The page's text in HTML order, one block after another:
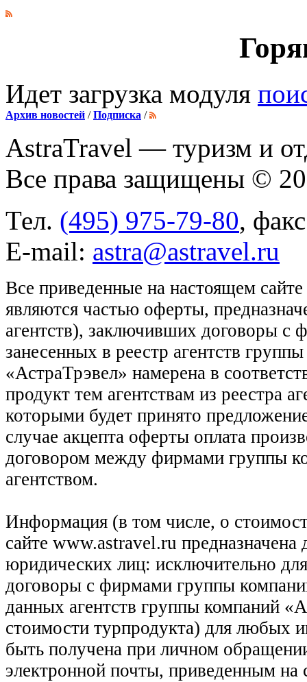
Идет загрузка модуля
Архив новостей /Подписка /
AstraTravel — туризм и
Все права защищены ©
Тел. (495) 975-79-80,
E-mail: astra@astravel.ru
Все приведенные на настоящем
являются частью оферты,
агентств), заключивших договоры
занесенных в реестр агентств
«АстраТрэвел» намерена в
продукт тем агентствам из реестра
которыми будет принято
случае акцепта оферты оплата
договором между фирмами группы
агентством.
Информация (в том числе, о
сайте www.astravel.ru предназначена
юридических лиц: исключительно
договоры с фирмами группы
данных агентств группы компаний
стоимости турпродукта) для любых
быть получена при личном
электронной почты, приведенным на